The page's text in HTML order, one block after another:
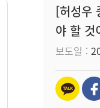
[허성우
야 할 것
보도일